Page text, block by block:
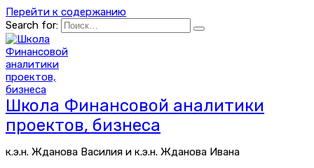
Перейти к содержанию
Search for:
Школа Финансовой аналитики
проектов, бизнеса
к.э.н. Жданова Василия и к.э.н. Жданова Ивана